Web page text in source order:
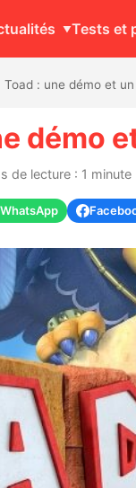
Tests et
Toad : une démo et
démo
de lecture : 1 minute
WhatsApp